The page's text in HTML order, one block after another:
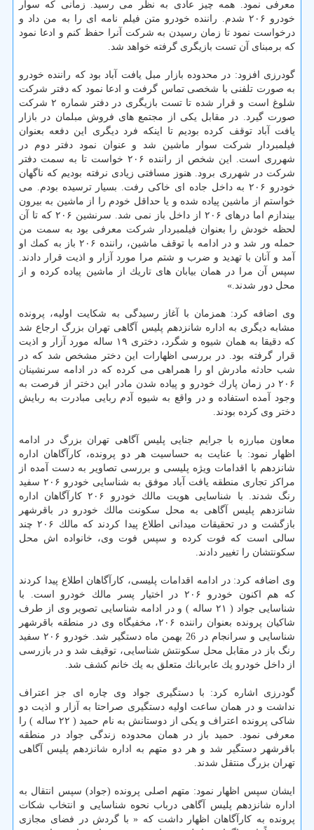
معرفی نمود. همه چیز عادی به نظر می رسید. زمانی كه سوار
خودرو ۲۰۶ شدم. راننده خودرو متن فیلم نامه ای را به من داد و
درخواست نمود تا زمان رسیدن به شركت آنرا حفظ كنم و ادعا نمود
كه برمبنای آن تست بازیگری گرفته خواهد شد.
گودرزی افزود: در محدوده بازار مبل یافت آباد بود كه راننده خودرو
به صورت تلفنی با شخصی تماس گرفت و ادعا نمود كه دفتر شركت
شلوغ است و قرار شده تا تست بازیگری در دفتر شماره ۲ شركت
صورت گیرد. در مقابل یكی از مجتمع های فروش مبلمان در بازار
یافت آباد توقف كرده بودیم تا اینكه فرد دیگری این دفعه بعنوان
فیلمبردار شركت سوار ماشین شد و عنوان نمود دفتر دوم در
شهرری است. این شخص از راننده ۲۰۶ خواست تا به سمت دفتر
شركت در شهرری برود. هنوز مسافتی زیادی نرفته بودیم كه ناگهان
خودرو ۲۰۶ به داخل جاده ای خاكی رفت. بسیار ترسیده بودم. می
خواستم از ماشین پیاده شده و یا حداقل خودم را از ماشین به بیرون
بیندازم اما درهای ۲۰۶ از داخل باز نمی شد. سرنشین ۲۰۶ كه تا آن
لحظه خودش را بعنوان فیلمبردار شركت معرفی بود به سمت من
حمله ور شد و در ادامه با توقف ماشین، راننده ۲۰۶ باز به كمك او
آمد و آنان با تهدید و ضرب و شتم مرا مورد آزار و اذیت قرار دادند.
سپس آن مرا در همان بیابان های تاریك از ماشین پیاده كرده و از
محل دور شدند.»
وی اضافه كرد: همزمان با آغاز رسیدگی به شكایت اولیه، پرونده
مشابه دیگری به اداره شانزدهم پلیس آگاهی تهران بزرگ ارجاع شد
كه دقیقا به همان شیوه و شگرد، دختری ۱۹ ساله مورد آزار و اذیت
قرار گرفته بود. در بررسی اظهارات این دختر مشخص شد كه در
شب حادثه مادرش او را همراهی می كرده كه در ادامه سرنشینان
۲۰۶ در زمان پارك خودرو و پیاده شدن مادر این دختر از فرصت به
وجود آمده استفاده و در واقع به شیوه آدم ربایی مبادرت به ربایش
دختر وی كرده بودند.
معاون مبارزه با جرایم جنایی پلیس آگاهی تهران بزرگ در ادامه
اظهار نمود: با عنایت به حساسیت هر دو پرونده، كارآگاهان اداره
شانزدهم با اقدامات ویژه پلیسی و بررسی تصاویر به دست آمده از
مراكز تجاری منطقه یافت آباد موفق به شناسایی خودرو ۲۰۶ سفید
رنگ شدند. با شناسایی هویت مالك خودرو ۲۰۶ كارآگاهان اداره
شانزدهم پلیس آگاهی به محل سكونت مالك خودرو در باقرشهر
بازگشت و در تحقیقات میدانی اطلاع پیدا كردند كه مالك ۲۰۶ چند
سالی است كه فوت كرده و سپس فوت وی، خانواده اش محل
سكونتشان را تغییر دادند.
وی اضافه كرد: در ادامه اقدامات پلیسی، كارآگاهان اطلاع پیدا كردند
كه هم اكنون خودرو ۲۰۶ در اختیار پسر مالك خودرو است. با
شناسایی جواد ( ۲۱ ساله ) و در ادامه شناسایی تصویر وی از طرف
شاكیان پرونده بعنوان راننده ۲۰۶، مخفیگاه وی در منطقه باقرشهر
شناسایی و سرانجام در 26 بهمن ماه دستگیر شد. خودرو ۲۰۶ سفید
رنگ باز در مقابل محل سكونتش شناسایی، توقیف شد و در بازرسی
از داخل خودرو یك عابربانك متعلق به یك خانم كشف شد.
گودرزی اشاره كرد: با دستگیری جواد وی چاره ای جز اعتراف
نداشت و در همان ساعت اولیه دستگیری صراحتا به آزار و اذیت دو
شاكی پرونده اعتراف و یكی از دوستانش به نام حمید ( ۲۲ ساله ) را
معرفی نمود. حمید باز در همان محدوده زندگی جواد در منطقه
باقرشهر دستگیر شد و هر دو متهم به اداره شانزدهم پلیس آگاهی
تهران بزرگ منتقل شدند.
ایشان سپس اظهار نمود: متهم اصلی پرونده (جواد) سپس انتقال به
اداره شانزدهم پلیس آگاهی درباب نحوه شناسایی و انتخاب شكات
پرونده به كارآگاهان اظهار داشت كه « با گردش در فضای مجازی